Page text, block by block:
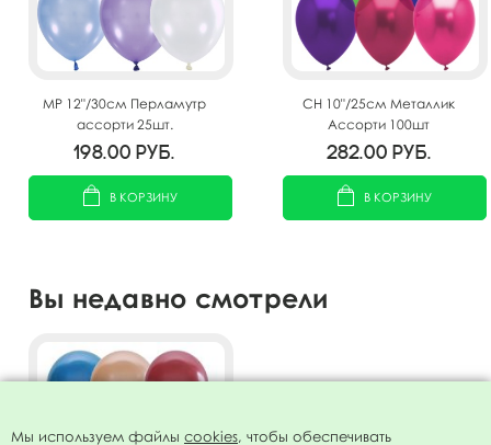
MP 12"/30см Перламутр
ассорти 25шт.
198.00 руб.
В КОРЗИНУ
CH 10"/25см Металлик
Ассорти 100шт
282.00 руб.
В КОРЗИНУ
Вы недавно смотрели
Мы используем файлы cookies, чтобы обеспечивать